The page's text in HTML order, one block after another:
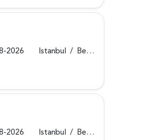
2026 Istanbul / Beykoz
2026 Istanbul / Beykoz